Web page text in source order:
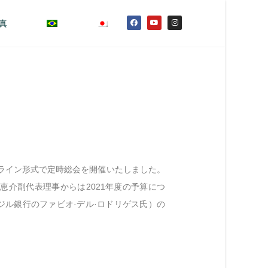
ン形式で定時総会を開催いたしました。
介副代表理事からは2021年度の予算につ
銀行のファビオ·デル·ロドリゲス氏）の